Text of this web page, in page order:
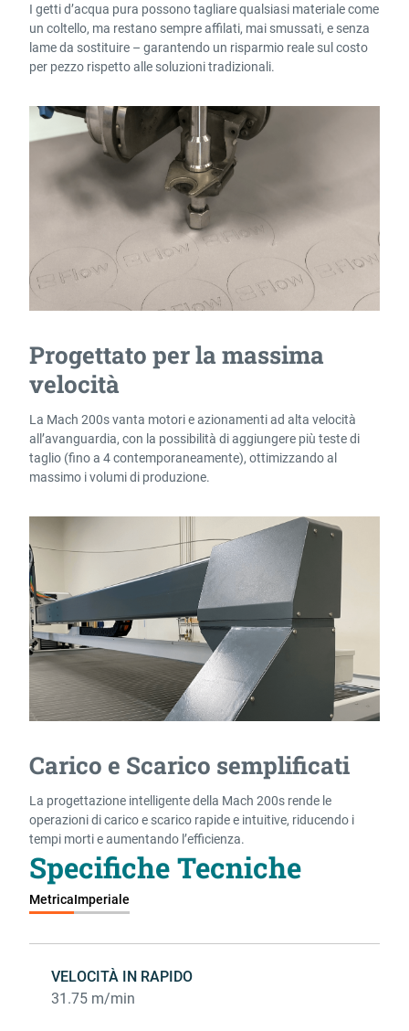
I getti d’acqua pura possono tagliare qualsiasi materiale come
un coltello, ma restano sempre affilati, mai smussati, e senza
lame da sostituire – garantendo un risparmio reale sul costo
per pezzo rispetto alle soluzioni tradizionali.
Progettato per la massima
velocità
La Mach 200s vanta motori e azionamenti ad alta velocità
all’avanguardia, con la possibilità di aggiungere più teste di
taglio (fino a 4 contemporaneamente), ottimizzando al
massimo i volumi di produzione.
Carico e Scarico semplificati
La progettazione intelligente della Mach 200s rende le
operazioni di carico e scarico rapide e intuitive, riducendo i
tempi morti e aumentando l’efficienza.
Specifiche Tecniche
MetricaImperiale
VELOCITÀ IN RAPIDO
31.75 m/min